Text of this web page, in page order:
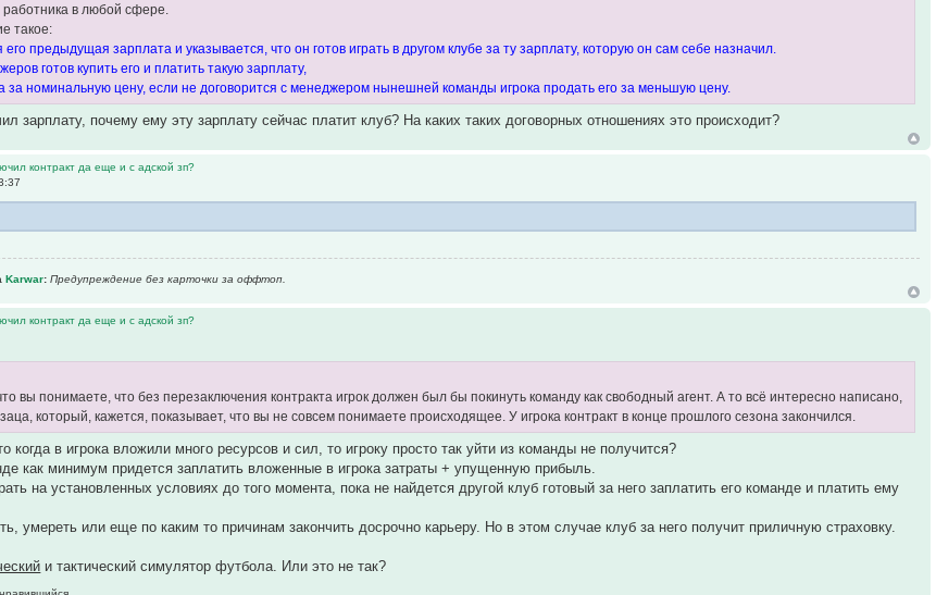
в любой сфере.
такое:
его предыдущая зарплата и указывается, что он готов играть в другом клубе за ту зарплату, которую он сам себе назначил.
готов купить его и платить такую зарплату,
за номинальную цену, если не договорится с менеджером нынешней команды игрока продать его за меньшую цену.
зарплату, почему ему эту зарплату сейчас платит клуб? На каких таких договорных отношениях это происходит?
контракт да еще и с адской зп?
Karwar: Предупреждение без карточки за оффтоп.
контракт да еще и с адской зп?
вы понимаете, что без перезаключения контракта игрок должен был бы покинуть команду как свободный агент. А то всё интересно написано,
который, кажется, показывает, что вы не совсем понимаете происходящее. У игрока контракт в конце прошлого сезона закончился.
когда в игрока вложили много ресурсов и сил, то игроку просто так уйти из команды не получится?
как минимум придется заплатить вложенные в игрока затраты + упущенную прибыль.
на установленных условиях до того момента, пока не найдется другой клуб готовый за него заплатить его команде и платить ему
умереть или еще по каким то причинам закончить досрочно карьеру. Но в этом случае клуб за него получит приличную страховку.
и тактический симулятор футбола. Или это не так?